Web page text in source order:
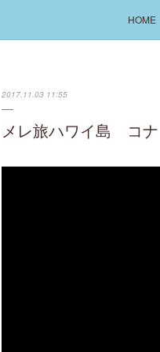
HOME
2017.11.03 11:55
メレ旅ハワイ島 コナ